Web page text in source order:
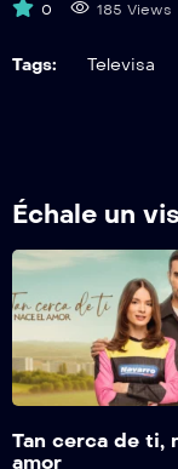
0 185 Views
Tags: Televisa
Échale un
Tan cerca de ti,
amor